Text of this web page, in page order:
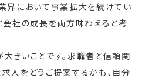
界において事業拡大を続けてい
会社の成長を両方味わえると考
きいことです。求職者と信頼関
人をどうご提案するかも、自分